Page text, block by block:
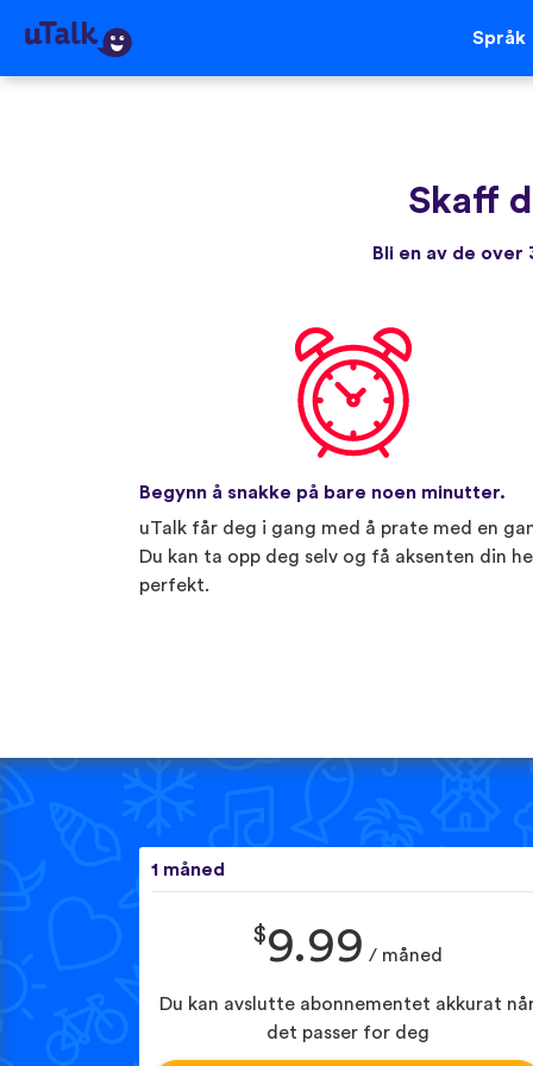
Språk
Skaff
Bli en av de
Begynn å snakke på bare noen minutter.
uTalk får deg i gang med å prate med en
Du kan ta opp deg selv og få aksenten din
perfekt.
1 måned
$9.99 / måned
Du kan avslutte abonnementet akkurat
det passer for deg